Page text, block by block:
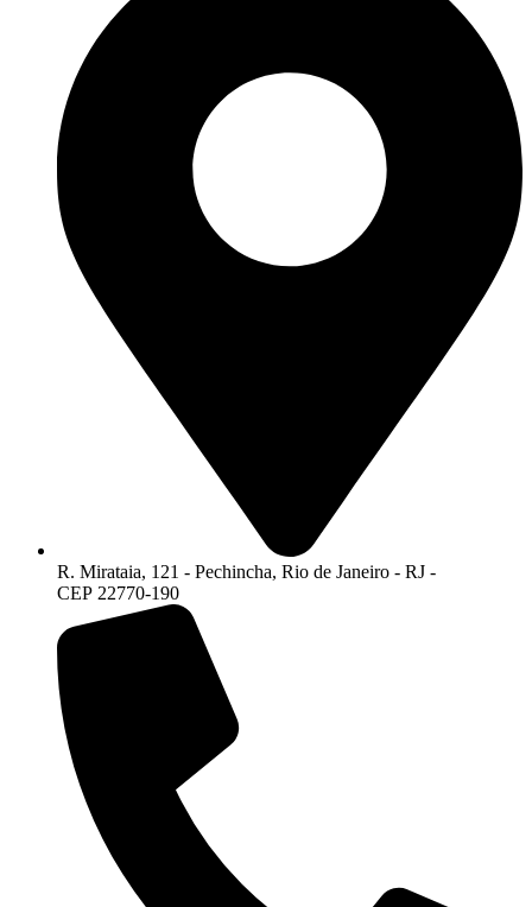
R. Mirataia, 121 - Pechincha, Rio de Janeiro - RJ -
CEP 22770-190